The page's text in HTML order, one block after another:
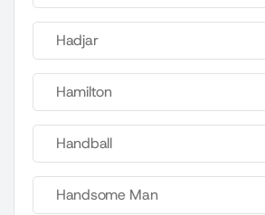
Hadjar
Hamilton
Handball
Handsome Man